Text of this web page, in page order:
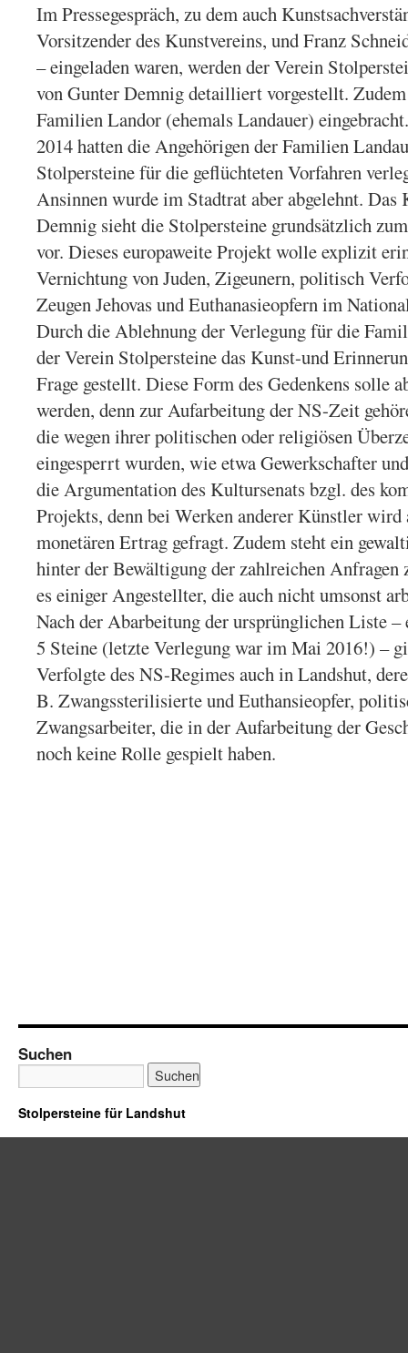
Im Pressegespräch, zu dem auch
Vorsitzender des Kunstvereins, und Franz
– eingeladen waren, werden der Verein
von Gunter Demnig detailliert vorgestellt.
Familien Landor (ehemals Landauer)
2014 hatten die Angehörigen der Familien
Stolpersteine für die geflüchteten Vorfahren
Ansinnen wurde im Stadtrat aber abgelehnt.
Demnig sieht die Stolpersteine grundsätzlich
vor. Dieses europaweite Projekt wolle explizit
Vernichtung von Juden, Zigeunern, politisch
Zeugen Jehovas und Euthanasieopfern im
Durch die Ablehnung der Verlegung für die
der Verein Stolpersteine das Kunst-und
Frage gestellt. Diese Form des Gedenkens solle
werden, denn zur Aufarbeitung der NS-Zeit
die wegen ihrer politischen oder religiösen
eingesperrt wurden, wie etwa Gewerkschafter
die Argumentation des Kultursenats bzgl. des
Projekts, denn bei Werken anderer Künstler wird
monetären Ertrag gefragt. Zudem steht ein
hinter der Bewältigung der zahlreichen Anfragen
es einiger Angestellter, die auch nicht umsonst
Nach der Abarbeitung der ursprünglichen Liste
5 Steine (letzte Verlegung war im Mai 2016!) –
Verfolgte des NS-Regimes auch in Landshut,
B. Zwangssterilisierte und Euthansieopfer,
Zwangsarbeiter, die in der Aufarbeitung der
noch keine Rolle gespielt haben.
Suchen
Stolpersteine für Landshut